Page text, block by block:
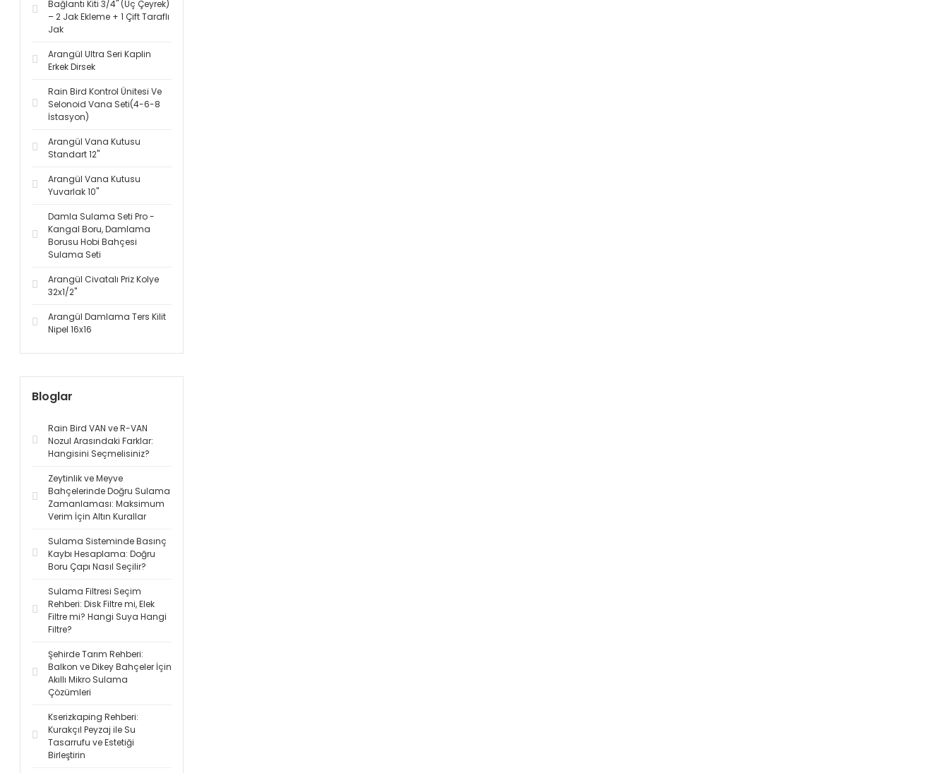
Bağlantı Kiti 3/4'' (Üç Çeyrek)
– 2 Jak Ekleme + 1 Çift Taraflı
Jak
Arangül Ultra Seri Kaplin
Erkek Dirsek
Rain Bird Kontrol Ünitesi Ve
Selonoid Vana Seti(4-6-8
İstasyon)
Arangül Vana Kutusu
Standart 12''
Arangül Vana Kutusu
Yuvarlak 10''
Damla Sulama Seti Pro -
Kangal Boru, Damlama
Borusu Hobi Bahçesi
Sulama Seti
Arangül Civatalı Priz Kolye
32x1/2''
Arangül Damlama Ters Kilit
Nipel 16x16
Bloglar
Rain Bird VAN ve R-VAN
Nozul Arasındaki Farklar:
Hangisini Seçmelisiniz?
Zeytinlik ve Meyve
Bahçelerinde Doğru Sulama
Zamanlaması: Maksimum
Verim İçin Altın Kurallar
Sulama Sisteminde Basınç
Kaybı Hesaplama: Doğru
Boru Çapı Nasıl Seçilir?
Sulama Filtresi Seçim
Rehberi: Disk Filtre mi, Elek
Filtre mi? Hangi Suya Hangi
Filtre?
Şehirde Tarım Rehberi:
Balkon ve Dikey Bahçeler İçin
Akıllı Mikro Sulama
Çözümleri
Kserizkaping Rehberi:
Kurakçıl Peyzaj ile Su
Tasarrufu ve Estetiği
Birleştirin